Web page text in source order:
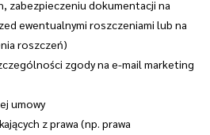
zabezpieczeniu dokumentacji na
ewentualnymi roszczeniami lub na
roszczeń)
zgody na e-mail marketing
umowy
z prawa (np. prawa